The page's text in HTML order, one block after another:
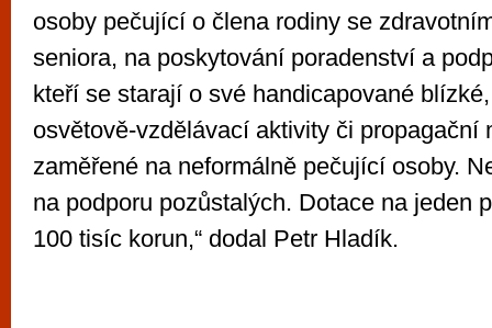
osoby pečující o člena rodiny se
seniora, na poskytování poradenství a
kteří se starají o své handicapované
osvětově-vzdělávací aktivity či propagační
zaměřené na neformálně pečující osoby.
na podporu pozůstalých. Dotace na jeden
100 tisíc korun,“ dodal Petr Hladík.